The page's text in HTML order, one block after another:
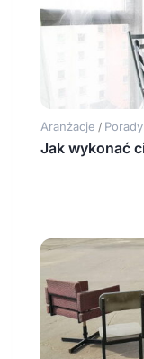
Aranżacje / Porady
Jak wykonać